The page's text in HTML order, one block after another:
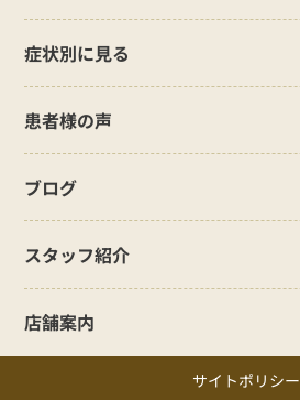
症状別に見る
患者様の声
ブログ
スタッフ紹介
店舗案内
サイトポリシー